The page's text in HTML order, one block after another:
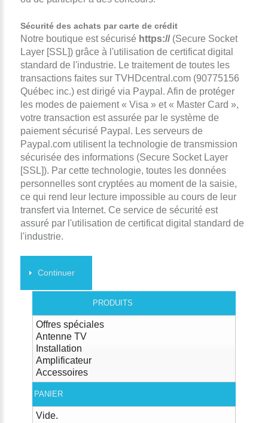
Sécurité des achats par carte de crédit
Notre boutique est sécurisé https://(Secure Socket
Layer [SSL]) grâce à l'utilisation de certificat digital
standard de l'industrie. Le traitement de toutes les
transactions faites sur TVHDcentral.com (90775156
Québec inc.) est dirigé via Paypal. Afin de protéger
les modes de paiement « Visa » et « Master Card »,
votre transaction est assurée par le système de
paiement sécurisé Paypal. Les serveurs de
Paypal.com utilisent la technologie de transmission
sécurisée des informations (Secure Socket Layer
[SSL]). Par cette technologie, toutes les données
personnelles sont cryptées au moment de la saisie,
ce qui rend leur lecture impossible au cours de leur
transfert via Internet. Ce service de sécurité est
assuré par l'utilisation de certificat digital standard de
l'industrie.
Continuer
PRODUITS
Offres spéciales
Antenne TV
Installation
Amplificateur
Accessoires
PANIER
Vide.